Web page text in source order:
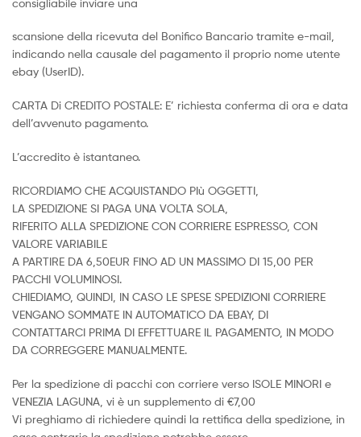
scansione della ricevuta del Bonifico Bancario tramite e-mail,
indicando nella causale del pagamento il proprio nome utente
ebay (UserID).
CARTA Di CREDITO POSTALE: E’ richiesta conferma di ora e data
dell’avvenuto pagamento.
L’accredito è istantaneo.
RICORDIAMO CHE ACQUISTANDO PIù OGGETTI,
LA SPEDIZIONE SI PAGA UNA VOLTA SOLA,
RIFERITO ALLA SPEDIZIONE CON CORRIERE ESPRESSO, CON
VALORE VARIABILE
A PARTIRE DA 6,50EUR FINO AD UN MASSIMO DI 15,00 PER
PACCHI VOLUMINOSI.
CHIEDIAMO, QUINDI, IN CASO LE SPESE SPEDIZIONI CORRIERE
VENGANO SOMMATE IN AUTOMATICO DA EBAY, DI
CONTATTARCI PRIMA DI EFFETTUARE IL PAGAMENTO, IN MODO
DA CORREGGERE MANUALMENTE.
Per la spedizione di pacchi con corriere verso ISOLE MINORI e
VENEZIA LAGUNA, vi è un supplemento di €7,00
Vi preghiamo di richiedere quindi la rettifica della spedizione, in